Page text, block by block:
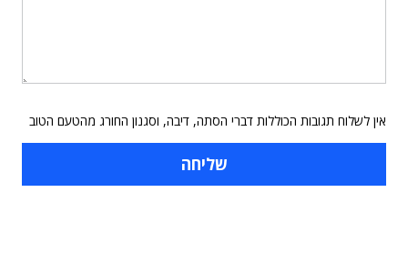
אין לשלוח תגובות הכוללות דברי הסתה, דיבה, וסגנון החורג מהטעם הטוב